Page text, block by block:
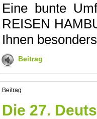
Eine bunte
REISEN
Ihnen
Beitrag
Beitrag
Die 27.